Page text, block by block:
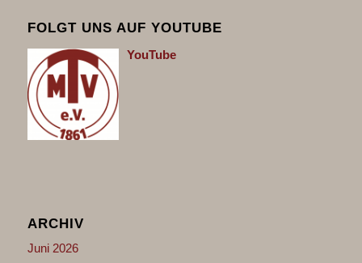
FOLGT UNS AUF YOUTUBE
YouTube
ARCHIV
Juni 2026